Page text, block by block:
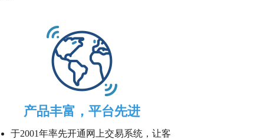
产品丰富，平台先进
于2001年率先开通网上交易系统，让客